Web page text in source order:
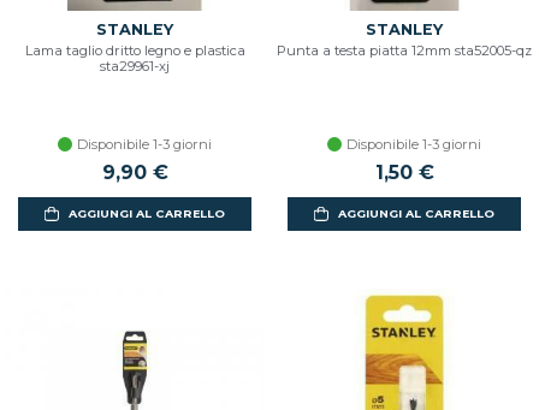
STANLEY
Lama taglio dritto legno e plastica
sta29961-xj
Disponibile 1-3 giorni
9,90 €
AGGIUNGI AL CARRELLO
STANLEY
Punta a testa piatta 12mm sta52005-qz
Disponibile 1-3 giorni
1,50 €
AGGIUNGI AL CARRELLO